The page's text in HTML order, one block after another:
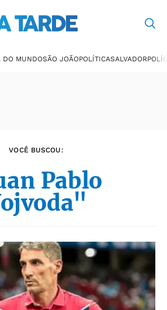
DO MUNDOSÃO JOÃOPOLÍTICASALVADOR
VOCÊ BUSCOU:
Pablo